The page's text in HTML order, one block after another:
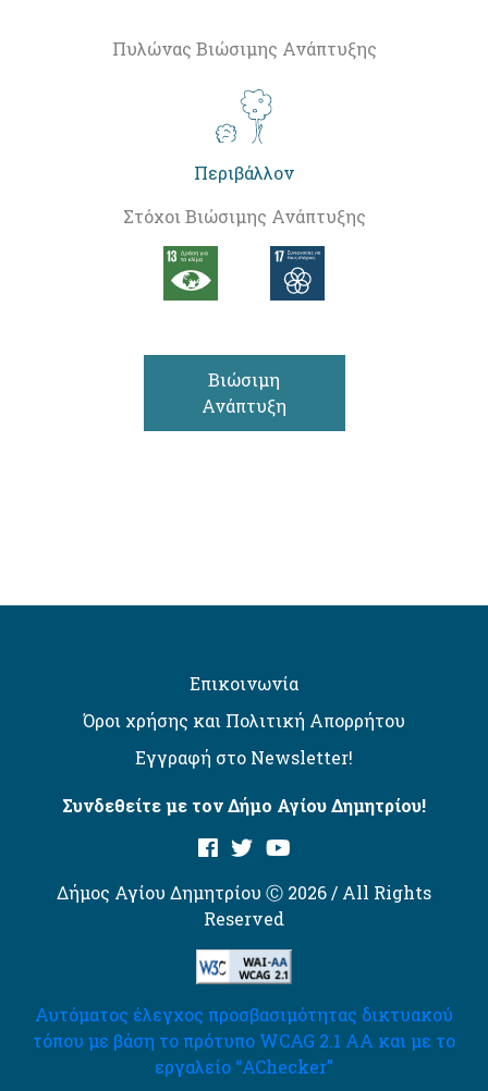
Πυλώνας Βιώσιμης Ανάπτυξης
Περιβάλλον
Στόχοι Βιώσιμης Ανάπτυξης
Βιώσιμη
Ανάπτυξη
Επικοινωνία
Όροι χρήσης και Πολιτική Απορρήτου
Εγγραφή στο Newsletter!
Συνδεθείτε με τον Δήμο Αγίου Δημητρίου!
Δήμος Αγίου Δημητρίου Ⓒ 2026 / All Rights
Reserved
Αυτόματος έλεγχος προσβασιμότητας δικτυακού
τόπου με βάση το πρότυπο WCAG 2.1 AA και με το
εργαλείο “AChecker”